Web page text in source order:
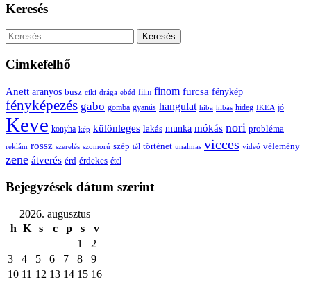
Keresés
Keresés:
Cimkefelhő
Anett aranyos busz ciki drága ebéd film finom furcsa fénykép
fényképezés gabo gomba gyanús hangulat hiba hibás hideg IKEA jó
Keve konyha kép különleges lakás munka mókás nori probléma
reklám rossz szerelés szomorú szép tél történet unalmas vicces videó vélemény
zene átverés érd érdekes étel
Bejegyzések dátum szerint
2026. augusztus
h K s c p s
v
1
2
3
4 5 6 7 8
9
10 11 12 13 14 15 16